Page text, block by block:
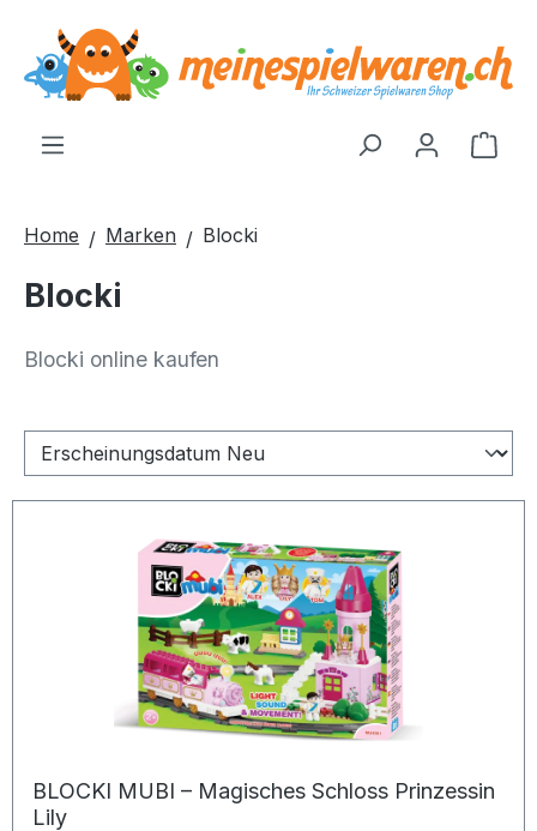
springen
Home Marken Blocki
Blocki
Blocki online kaufen
Sortierung
BLOCKI MUBI – Magisches Schloss Prinzessin
Lily